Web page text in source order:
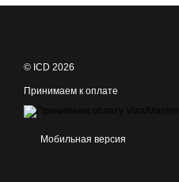
© ICD 2026
Принимаем к оплате
Мобильная версия